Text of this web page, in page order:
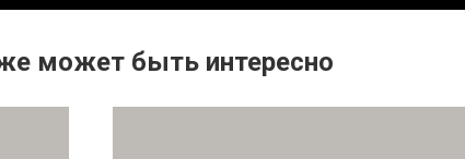
может быть интересно